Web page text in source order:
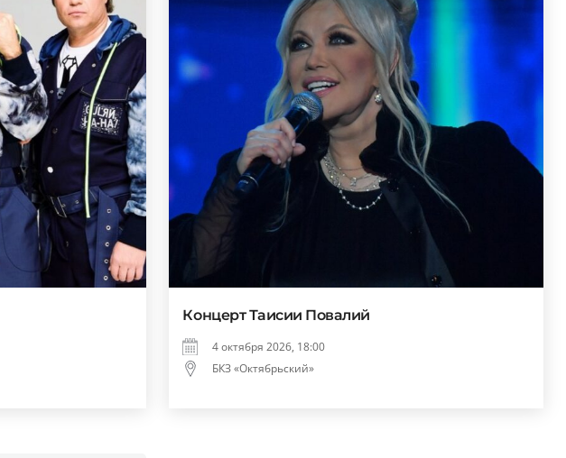
Концерт Таисии Повалий
4 октября 2026, 18:00
БКЗ «Октябрьский»